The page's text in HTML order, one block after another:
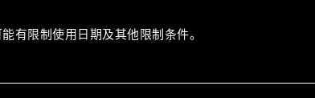
有限制使用日期及其他限制条件。